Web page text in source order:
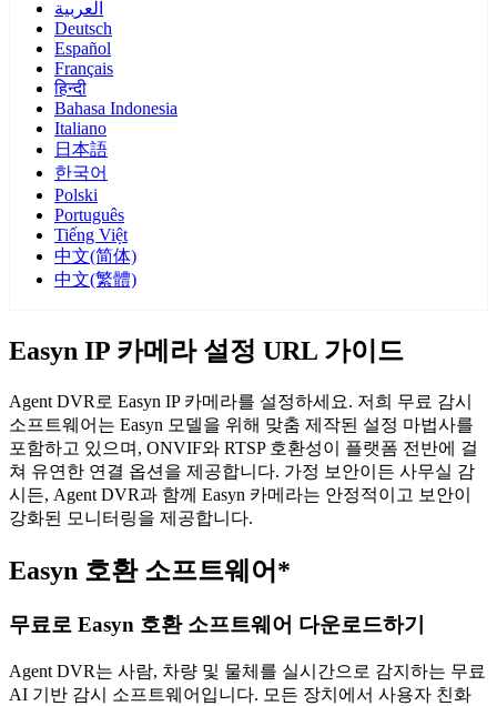
العربية
Deutsch
Español
Français
हिन्दी
Bahasa Indonesia
Italiano
日本語
한국어
Polski
Português
Tiếng Việt
中文(简体)
中文(繁體)
Easyn IP 카메라 설정 URL 가이드
Agent DVR로 Easyn IP 카메라를 설정하세요. 저희 무료 감시
소프트웨어는 Easyn 모델을 위해 맞춤 제작된 설정 마법사를
포함하고 있으며, ONVIF와 RTSP 호환성이 플랫폼 전반에 걸
쳐 유연한 연결 옵션을 제공합니다. 가정 보안이든 사무실 감
시든, Agent DVR과 함께 Easyn 카메라는 안정적이고 보안이
강화된 모니터링을 제공합니다.
Easyn 호환 소프트웨어*
무료로 Easyn 호환 소프트웨어 다운로드하기
Agent DVR는 사람, 차량 및 물체를 실시간으로 감지하는 무료
AI 기반 감시 소프트웨어입니다. 모든 장치에서 사용자 친화